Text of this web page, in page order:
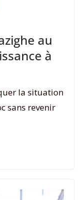
au
à
la situation
sans revenir